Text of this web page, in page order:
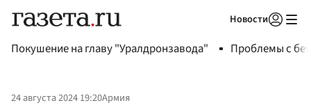
Новости
Покушение на главу "Уралдронзавода" Проблемы с
24 августа 2024 19:20Армия